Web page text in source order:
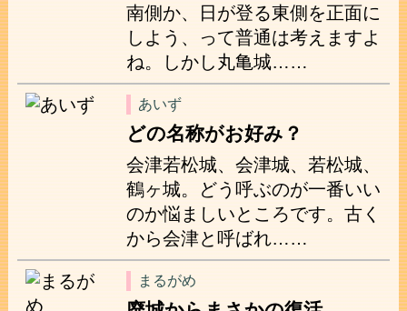
南側か、日が登る東側を正面に
しよう、って普通は考えますよ
ね。しかし丸亀城……
あいず
どの名称がお好み？
会津若松城、会津城、若松城、
鶴ヶ城。どう呼ぶのが一番いい
のか悩ましいところです。古く
から会津と呼ばれ……
まるがめ